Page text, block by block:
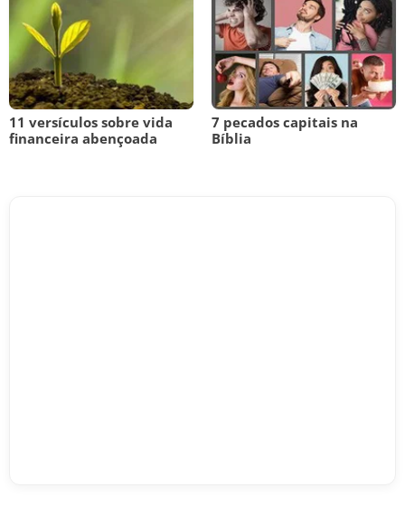
11 versículos sobre vida
financeira abençoada
7 pecados capitais na
Bíblia